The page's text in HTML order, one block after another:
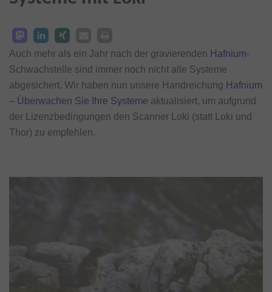
Auch mehr als ein Jahr nach der gravierenden Hafnium-
Schwachstelle sind immer noch nicht alle Systeme
abgesichert. Wir haben nun unsere Handreichung Hafnium
– Überwachen Sie Ihre Systeme aktualisiert, um aufgrund
der Lizenzbedingungen den Scanner Loki (statt Loki und
Thor) zu empfehlen.